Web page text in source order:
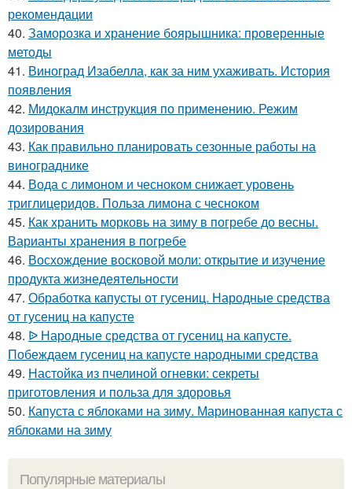
рекомендации
40. Заморозка и хранение боярышника: проверенные
методы
41. Виноград Изабелла, как за ним ухаживать. История
появления
42. Мидокалм инструкция по применению. Режим
дозирования
43. Как правильно планировать сезонные работы на
винограднике
44. Вода с лимоном и чесноком снижает уровень
триглицеридов. Польза лимона с чесноком
45. Как хранить морковь на зиму в погребе до весны.
Варианты хранения в погребе
46. Восхождение восковой моли: открытие и изучение
продукта жизнедеятельности
47. Обработка капусты от гусениц. Народные средства
от гусениц на капусте
48. ᐉ Народные средства от гусениц на капусте.
Побеждаем гусениц на капусте народными средства
49. Настойка из пчелиной огневки: секреты
приготовления и польза для здоровья
50. Капуста с яблоками на зиму. Маринованная капуста с
яблоками на зиму
Популярные материалы